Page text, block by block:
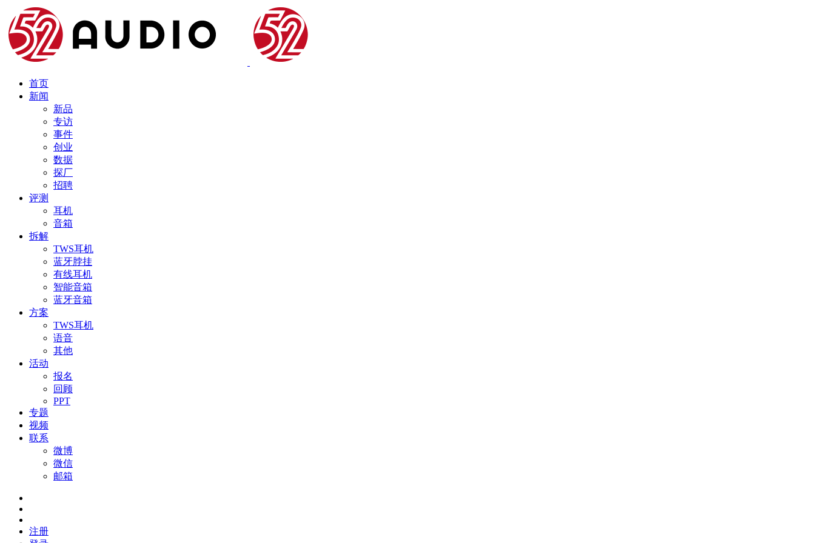
首页
新闻
新品
专访
事件
创业
数据
探厂
招聘
评测
耳机
音箱
拆解
TWS耳机
蓝牙脖挂
有线耳机
智能音箱
蓝牙音箱
方案
TWS耳机
语音
其他
活动
报名
回顾
PPT
专题
视频
联系
微博
微信
邮箱
注册